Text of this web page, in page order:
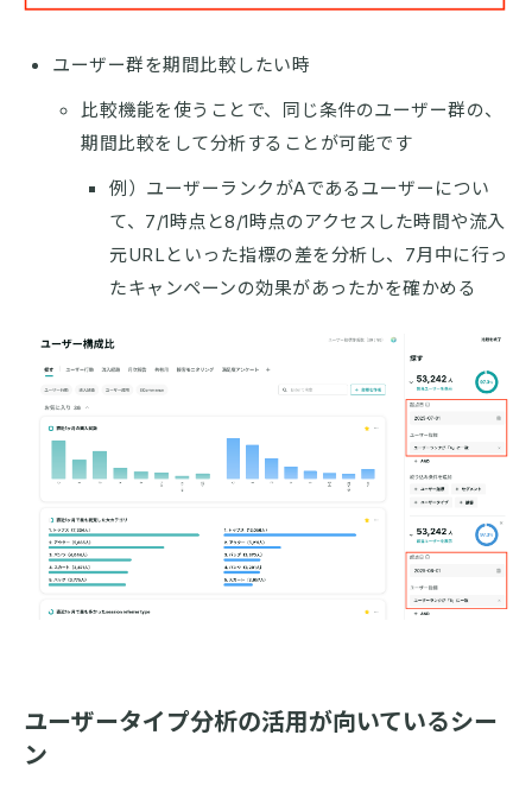
ユーザー群を期間比較したい時
比較機能を使うことで、同じ条件のユーザー群の、
期間比較をして分析することが可能です
例）ユーザーランクがAであるユーザーについ
て、7/1時点と8/1時点のアクセスした時間や流入
元URLといった指標の差を分析し、7月中に行っ
たキャンペーンの効果があったかを確かめる
ユーザータイプ分析の活用が向いているシー
ン